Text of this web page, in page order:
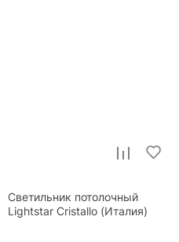
Светильник потолочный
Lightstar Cristallo (Италия)